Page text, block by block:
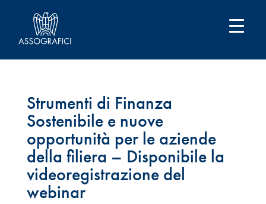
Strumenti di Finanza
Sostenibile e nuove
opportunità per le aziende
della filiera – Disponibile la
videoregistrazione del
webinar